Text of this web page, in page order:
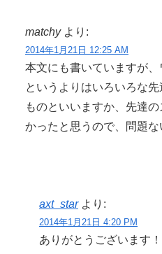
matchy より:
2014年1月21日 12:25 AM
本文にも書いていますが
というよりはいろいろな
ものといいますか、先達
かったと思うので、問題
axt_star より:
2014年1月21日 4:20 PM
ありがとうございます！